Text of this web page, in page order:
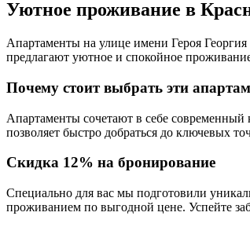
Уютное проживание в
Апартаменты на улице имени Героя
предлагают уютное и спокойное
Почему стоит выбрать эти
Апартаменты сочетают в себе
позволяет быстро добраться до ключевых
Скидка 12% на бронирование
Специально для вас мы подготовили
проживанием по выгодной цене. Успейте